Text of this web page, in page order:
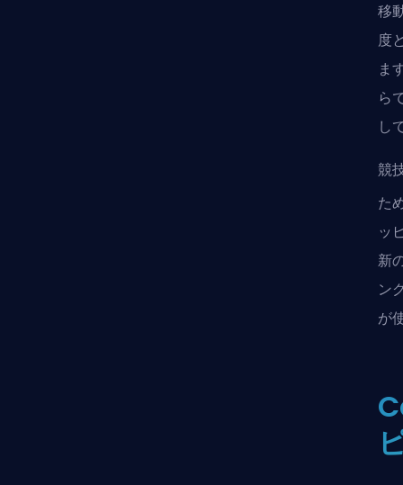
移
度
ま
ら
し
競
た
ッ
新
ン
が